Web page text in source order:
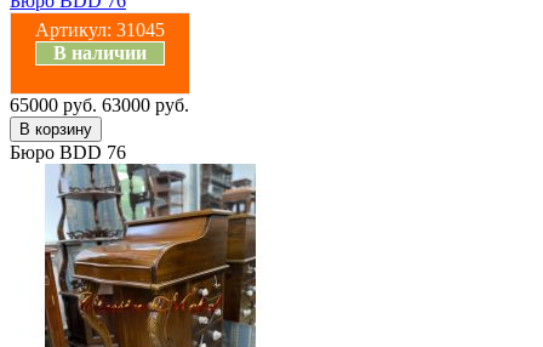
Артикул: 31045
В наличии
65000 руб. 63000 руб.
Бюро BDD 76